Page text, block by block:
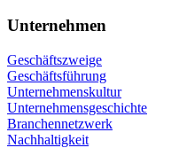
Unternehmen
Geschäftszweige
Geschäftsführung
Unternehmenskultur
Unternehmensgeschichte
Branchennetzwerk
Nachhaltigkeit